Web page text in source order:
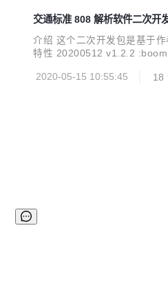
交通标准 808 解析软件二次开
介绍 这个二次开发包是基于
特性 20200512 v1.2.2
2020-05-15 10:55:45
18